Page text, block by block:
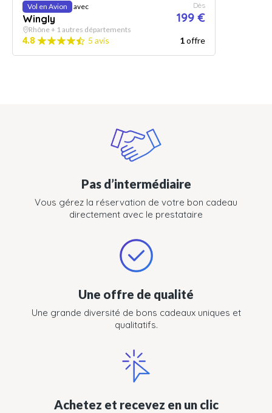
Vol en Avion avec
Wingly
Dès
199 €
Rhône + 1 autres départements
4.8 5 avis 1offre
Pas d’intermédiaire
Vous gérez la réservation de votre bon cadeau
directement avec le prestataire
Une offre de qualité
Une grande diversité de bons cadeaux uniques et
qualitatifs.
Achetez et recevez en un clic